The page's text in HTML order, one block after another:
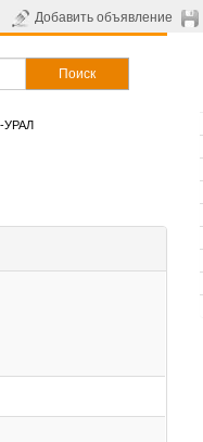
Добавить объявление
Поиск
УРАЛ